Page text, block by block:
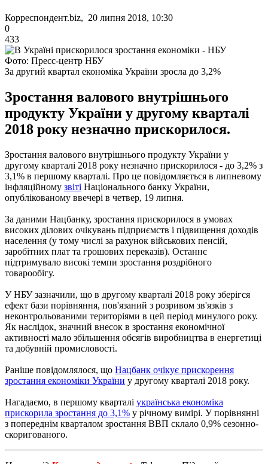
Корреспондент.biz, 20 липня 2018, 10:30
0
433
Фото: Пресс-центр НБУ
За другий квартал економіка України зросла до 3,2%
Зростання валового внутрішнього
продукту України у другому кварталі
2018 року незначно прискорилося.
Зростання валового внутрішнього продукту України у
другому кварталі 2018 року незначно прискорилося - до 3,2% з
3,1% в першому кварталі. Про це повідомляється в липневому
інфляційному звіті Національного банку України,
опублікованому ввечері в четвер, 19 липня.
За даними Нацбанку, зростання прискорилося в умовах
високих ділових очікувань підприємств і підвищення доходів
населення (у тому числі за рахунок військових пенсій,
заробітних плат та грошових переказів). Останнє
підтримувало високі темпи зростання роздрібного
товарообігу.
У НБУ зазначили, що в другому кварталі 2018 року зберігся
ефект бази порівняння, пов'язаний з розривом зв'язків з
неконтрольованими територіями в цей період минулого року.
Як наслідок, значний внесок в зростання економічної
активності мало збільшення обсягів виробництва в енергетиці
та добувній промисловості.
Раніше повідомлялося, що Нацбанк очікує прискорення
зростання економіки України у другому кварталі 2018 року.
Нагадаємо, в першому кварталі українська економіка
прискорила зростання до 3,1% у річному вимірі. У порівнянні
з попереднім кварталом зростання ВВП склало 0,9% сезонно-
скоригованого.